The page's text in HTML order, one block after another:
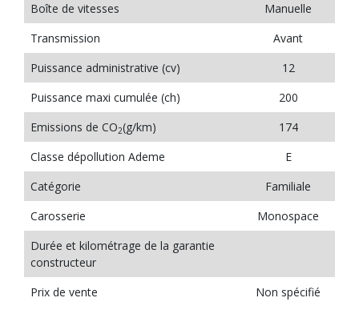
Boîte de vitesses
Manuelle
Transmission
Avant
Puissance administrative (cv)
12
Puissance maxi cumulée (ch)
200
Emissions de CO2(g/km)
174
Classe dépollution Ademe
E
Catégorie
Familiale
Carosserie
Monospace
Durée et kilométrage de la garantie
constructeur
Prix de vente
Non spécifié